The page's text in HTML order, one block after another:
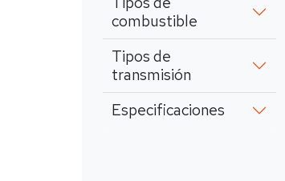
combustible
Tipos de
transmisión
Especificaciones